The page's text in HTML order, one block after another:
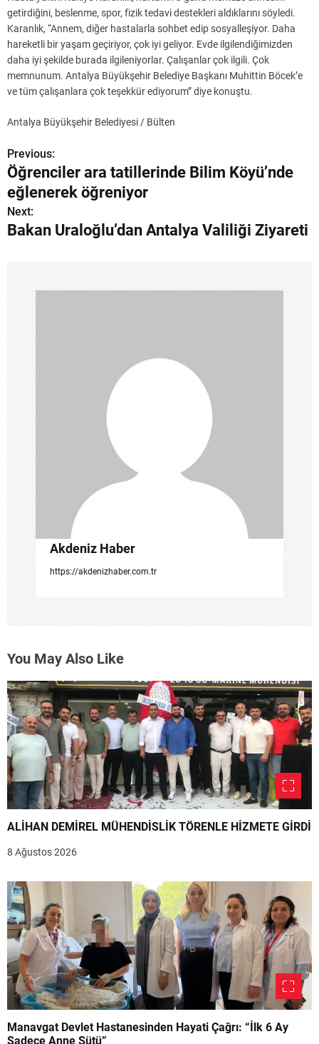
getirdiğini, beslenme, spor, fizik tedavi destekleri aldıklarını söyledi.
Karanlık, “Annem, diğer hastalarla sohbet edip sosyalleşiyor. Daha
hareketli bir yaşam geçiriyor, çok iyi geliyor. Evde ilgilendiğimizden
daha iyi şekilde burada ilgileniyorlar. Çalışanlar çok ilgili. Çok
memnunum. Antalya Büyükşehir Belediye Başkanı Muhittin Böcek’e
ve tüm çalışanlara çok teşekkür ediyorum” diye konuştu.
Antalya Büyükşehir Belediyesi / Bülten
Y
a
z
ı
g
e
z
i
n
m
e
s
i
Previous:
Öğrenciler ara tatillerinde Bilim Köyü’nde
eğlenerek öğreniyor
Next:
Bakan Uraloğlu’dan Antalya Valiliği Ziyareti
Akdeniz Haber
https://akdenizhaber.com.tr
You May Also Like
ALİHAN DEMİREL MÜHENDİSLİK TÖRENLE HİZMETE GİRDİ
8 Ağustos 2026
Manavgat Devlet Hastanesinden Hayati Çağrı: “İlk 6 Ay
Sadece Anne Sütü”